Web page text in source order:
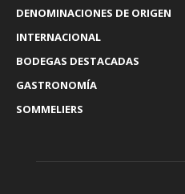
DENOMINACIONES DE ORIGEN
INTERNACIONAL
BODEGAS DESTACADAS
GASTRONOMÍA
SOMMELIERS